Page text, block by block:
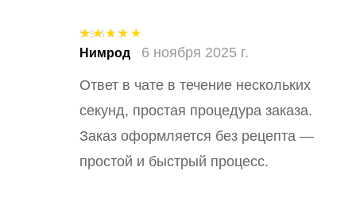
Оценка5
из
Нимрод 6 ноября 2025 г.
Ответ в чате в течение нескольких
секунд, простая процедура заказа.
Заказ оформляется без рецепта —
простой и быстрый процесс.